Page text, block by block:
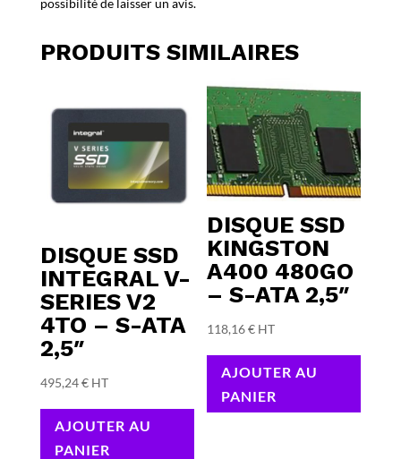
possibilité de laisser un avis.
PRODUITS SIMILAIRES
DISQUE SSD
INTEGRAL V-
SERIES V2
4TO – S-ATA
2,5″
495,24€ HT
AJOUTER AU
PANIER
DISQUE SSD
KINGSTON
A400 480GO
– S-ATA 2,5″
118,16€ HT
AJOUTER AU
PANIER